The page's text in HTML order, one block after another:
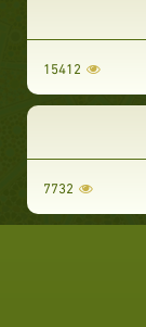
15412
7732